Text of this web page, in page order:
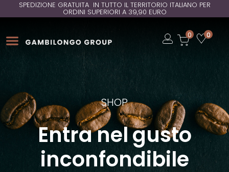
SPEDIZIONE GRATUITA IN TUTTO IL TERRITORIO ITALIANO PER
ORDINI SUPERIORI A 39,90 EURO
Open
0 Open
0
SHOP
Entra nel gusto
inconfondibile